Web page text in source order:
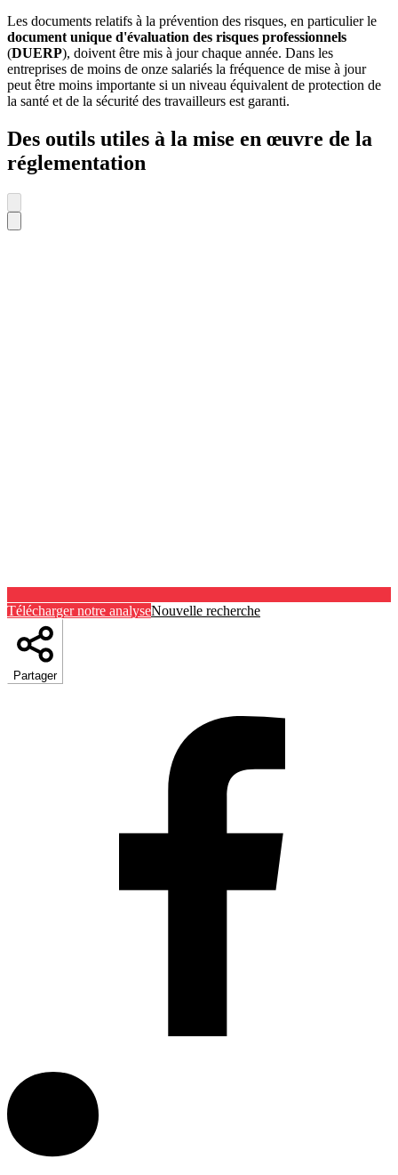
Les documents relatifs à la prévention des risques, en particulier le
document unique d'évaluation des risques professionnels
(DUERP), doivent être mis à jour chaque année. Dans les
entreprises de moins de onze salariés la fréquence de mise à jour
peut être moins importante si un niveau équivalent de protection de
la santé et de la sécurité des travailleurs est garanti.
Des outils utiles à la mise en œuvre de la
réglementation
Télécharger notre analyseNouvelle recherche
Partager